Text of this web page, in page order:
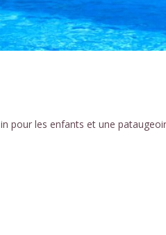
pour les enfants et une